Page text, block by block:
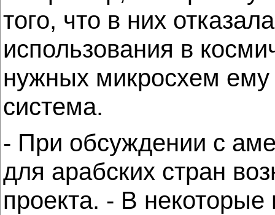
того, что в них
использования в
нужных микросхем
система.
- При обсуждении с
для арабских стран
проекта. - В